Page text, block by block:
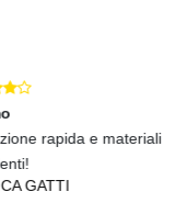
rapida e materiali
GATTI